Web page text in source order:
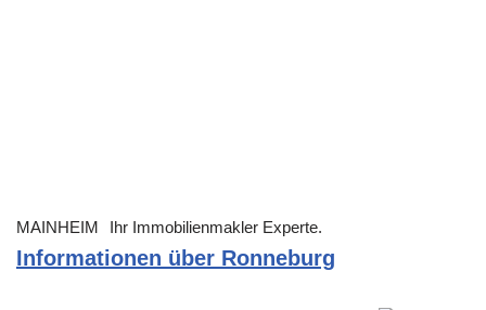
MAINHEIM Ihr Immobilienmakler Experte.
Informationen über Ronneburg